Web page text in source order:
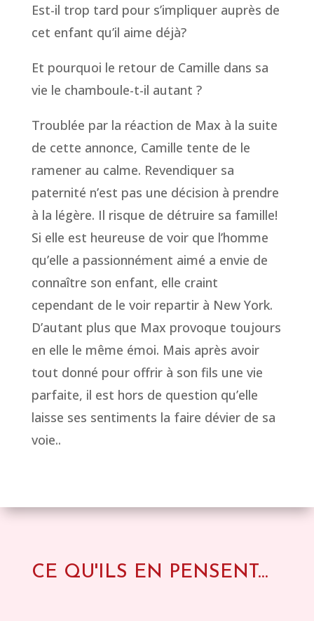
Est-il trop tard pour s’impliquer auprès de
cet enfant qu’il aime déjà?
Et pourquoi le retour de Camille dans sa
vie le chamboule-t-il autant ?
Troublée par la réaction de Max à la suite
de cette annonce, Camille tente de le
ramener au calme. Revendiquer sa
paternité n’est pas une décision à prendre
à la légère. Il risque de détruire sa famille!
Si elle est heureuse de voir que l’homme
qu’elle a passionnément aimé a envie de
connaître son enfant, elle craint
cependant de le voir repartir à New York.
D’autant plus que Max provoque toujours
en elle le même émoi. Mais après avoir
tout donné pour offrir à son fils une vie
parfaite, il est hors de question qu’elle
laisse ses sentiments la faire dévier de sa
voie..
CE QU'ILS EN PENSENT...